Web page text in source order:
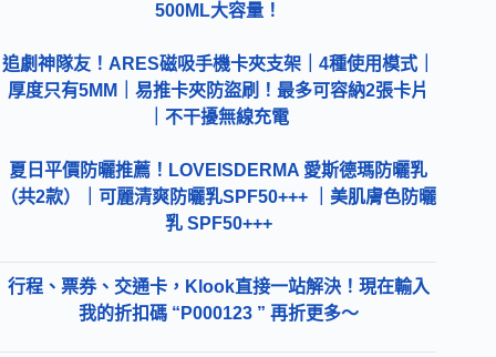
500ML大容量！
追劇神隊友！ARES磁吸手機卡夾支架｜4種使用模式｜
厚度只有5MM｜易推卡夾防盜刷！最多可容納2張卡片
｜不干擾無線充電
夏日平價防曬推薦！LOVEISDERMA 愛斯德瑪防曬乳
（共2款）｜可麗清爽防曬乳SPF50+++ ｜美肌膚色防曬
乳 SPF50+++
行程、票券、交通卡，Klook直接一站解決！現在輸入
我的折扣碼 “P000123 ” 再折更多～